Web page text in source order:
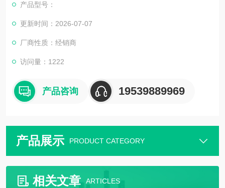
产品型号：
更新时间：2026-07-07
厂商性质：经销商
访问量：1222
产品咨询 19539889969
产品展示 PRODUCT CATEGORY
相关文章 ARTICLES